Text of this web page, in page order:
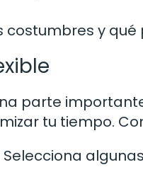
costumbres y
parte
tu tiempo.
Selecciona